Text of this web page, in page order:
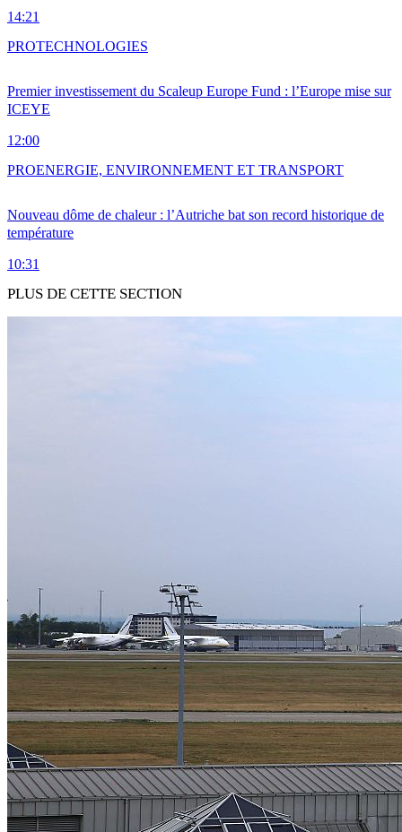
14:21
Premier investissement du Scaleup Europe Fund : l’Europe mise sur
ICEYE
12:00
PROTECHNOLOGIES
Nouveau dôme de chaleur : l’Autriche bat son record historique de
température
10:31
PROENERGIE, ENVIRONNEMENT ET TRANSPORT
PLUS DE CETTE SECTION